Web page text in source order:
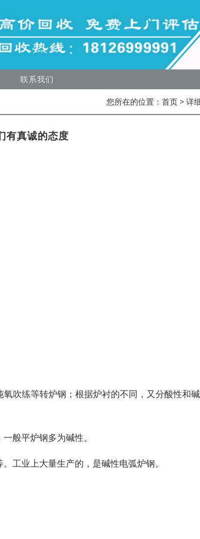
联系我们
您所在的位置： 首页> 详
有真诚的态度
吹练等转炉钢；根据炉衬的不同，又分酸性和
般平炉钢多为碱性。
工业上大量生产的，是碱性电弧炉钢。